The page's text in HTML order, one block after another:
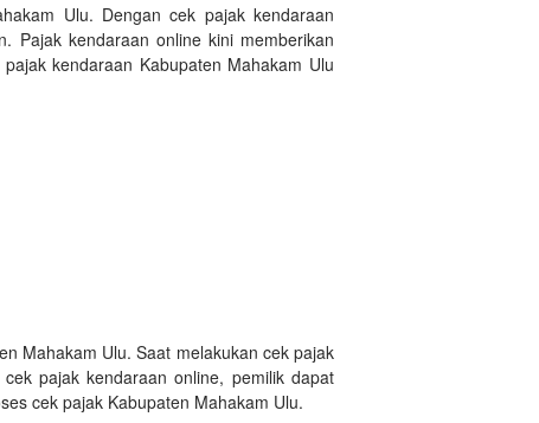
Ulu. Dengan cek pajak kendaraan
Pajak kendaraan online kini memberikan
kendaraan Kabupaten Mahakam Ulu
Mahakam Ulu. Saat melakukan cek pajak
pajak kendaraan online, pemilik dapat
cek pajak Kabupaten Mahakam Ulu.